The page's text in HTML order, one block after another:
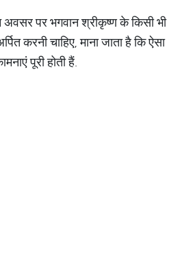
पर भगवान श्रीकृष्ण के किसी भी
करनी चाहिए, माना जाता है कि ऐसा
पूरी होती हैं.